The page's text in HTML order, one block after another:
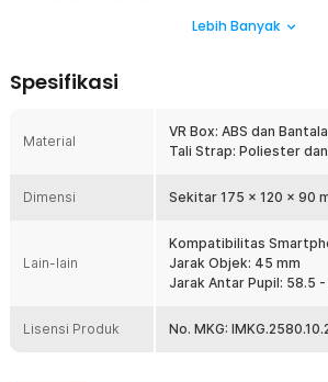
Dapat digunakan untuk ponsel dengan
Overview
menggunakan VR box dari Taffware Shinecon.
berkualitas yang awet dan tahan lama, serta
rumah dan di mana saja dengan VR box seri SC-
Fitur
mudah, cukup mendownload aplikasi VR box
Lebih Banyak
Spesifikasi
Material
VR Box: ABS dan
Tali Strap: Poliester
Dimensi Sekitar 175 x 120 x 90
Lain-lain
Kompatibilitas
Jarak Objek: 45 mm
Jarak Antar Pupil: 58.5
Lisensi Produk No. MKG: